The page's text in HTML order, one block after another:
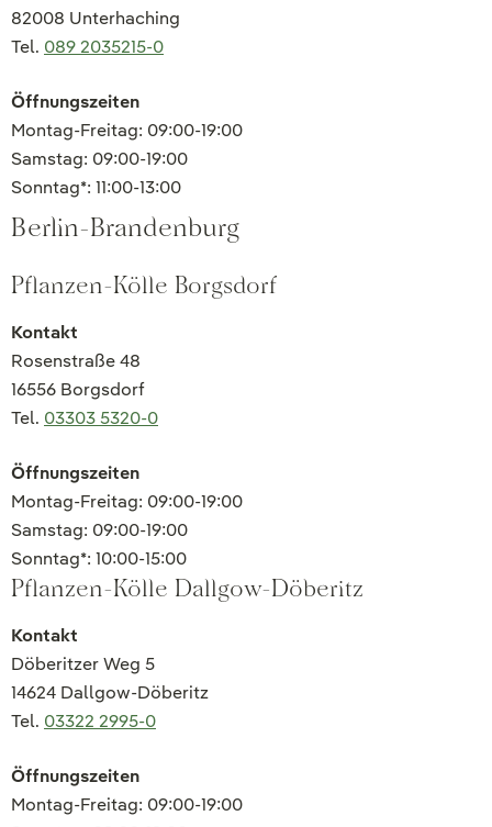
82008 Unterhaching
Tel. 089 2035215-0
Öffnungszeiten
Montag-Freitag: 09:00-19:00
Samstag: 09:00-19:00
Sonntag*: 11:00-13:00
Berlin-Brandenburg
Pflanzen-Kölle Borgsdorf
Kontakt
Rosenstraße 48
16556 Borgsdorf
Tel. 03303 5320-0
Öffnungszeiten
Montag-Freitag: 09:00-19:00
Samstag: 09:00-19:00
Sonntag*: 10:00-15:00
Pflanzen-Kölle Dallgow-Döberitz
Kontakt
Döberitzer Weg 5
14624 Dallgow-Döberitz
Tel. 03322 2995-0
Öffnungszeiten
Montag-Freitag: 09:00-19:00